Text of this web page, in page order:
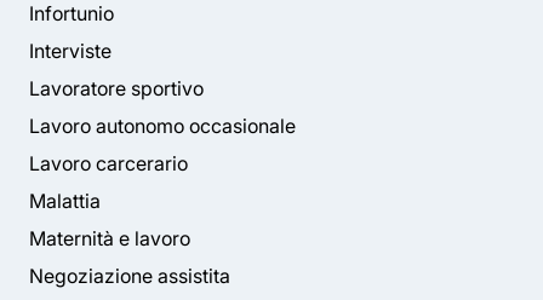
Infortunio
Interviste
Lavoratore sportivo
Lavoro autonomo occasionale
Lavoro carcerario
Malattia
Maternità e lavoro
Negoziazione assistita